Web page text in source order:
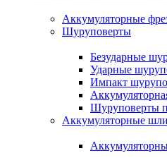
Аккумуляторные
Шуруповерты
Безударные
Ударные
Импакт
Шуруповерты
Аккумуляторные